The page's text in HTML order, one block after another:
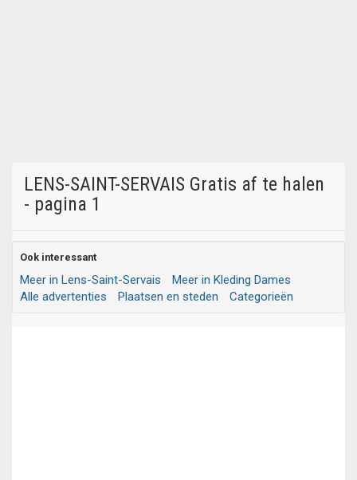
LENS-SAINT-SERVAIS Gratis af te halen
- pagina 1
Ook interessant
Meer in Lens-Saint-Servais
Meer in Kleding Dames
Alle advertenties
Plaatsen en steden Categorieën